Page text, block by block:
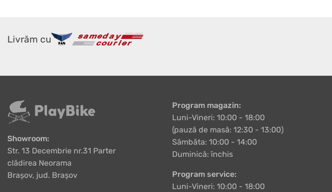
Livrăm cu
Showroom:
Str. 13 Decembrie nr.31 Parter
clădirea Neorama
Brașov, jud. Brașov
Program magazin:
Luni-Vineri: 10:00 - 18:00
(pauză de masă: 12:30 - 13:00)
Sâmbăta: 10:00 - 14:00
Duminică: închis
Program service:
Luni-Vineri: 10:00 - 18:00